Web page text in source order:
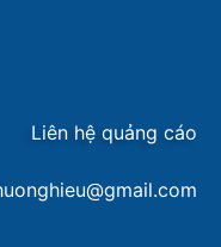
Liên hệ quảng cáo